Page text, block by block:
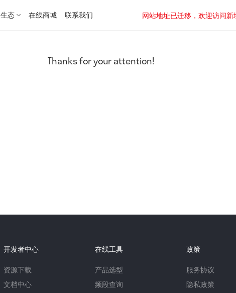
生态 在线商城 联系我们
网站地址已迁移，欢迎访问
Thanks for your attention!
开发者中心
资源下载
文档中心
在线工具
产品选型
频段查询
政策
服务协议
隐私政策